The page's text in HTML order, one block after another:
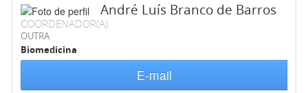
André Luís Branco de Barros
COORDENADOR(A)
OUTRA
Biomedicina
E-mail